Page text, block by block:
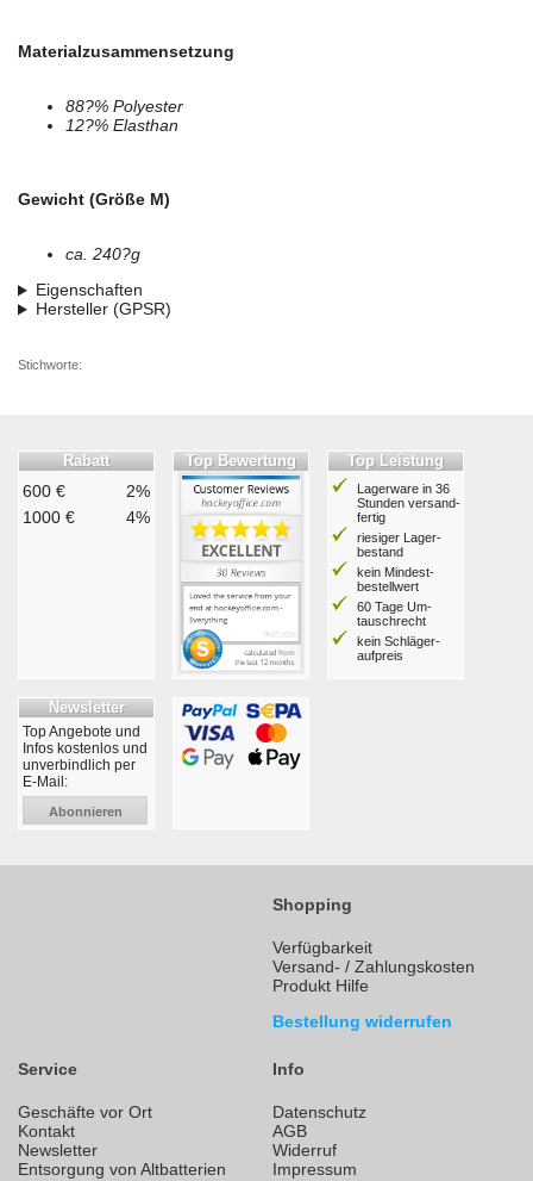
Materialzusammensetzung
88?% Polyester
12?% Elasthan
Gewicht (Größe M)
ca. 240?g
Eigenschaften
Hersteller (GPSR)
Stichworte:
Rabatt
600 €
2%
1000 €
4%
Top Bewertung Top Leistung
Lagerware in 36
Stunden ver­sand­
fertig
riesiger Lager­
bestand
kein Mindest­
bestell­wert
60 Tage Um­
tausch­recht
kein Schläger­
aufpreis
Newsletter
Top Angebote und
Infos kostenlos und
unverbindlich per
E-Mail:
Abonnieren
Shopping
Verfügbarkeit
Versand- / Zahlungskosten
Produkt Hilfe
Bestellung widerrufen
Service
Geschäfte vor Ort
Kontakt
Newsletter
Entsorgung von Altbatterien
Info
Datenschutz
AGB
Widerruf
Impressum